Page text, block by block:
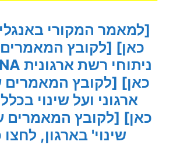
[למאמר המקורי
כאן] [לקובץ
כאן] [לקובץ המאמרים
ארגוני ועל שינוי
כאן] [לקובץ המאמרים
שינוי' בארגון,